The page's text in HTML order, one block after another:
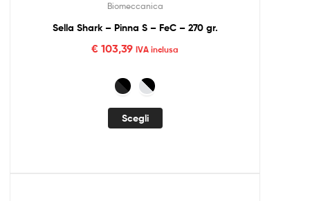
Biomeccanica
Sella Shark – Pinna S – FeC – 270 gr.
€ 103,39 IVA inclusa
Scegli